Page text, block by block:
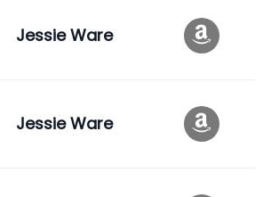
Jessie Ware
Jessie Ware